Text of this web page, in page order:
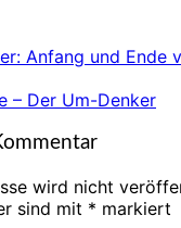
Anfang und Ende
– Der Um-Denker
wird nicht
sind mit * markiert